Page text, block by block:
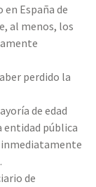
en España de
al menos, los
perdido la
de edad
entidad pública
de